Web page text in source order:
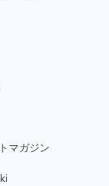
マガジン